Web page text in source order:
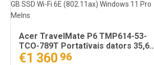
Acer TravelMate P6 TMP614-53-
TCO-789T Portatīvais dators 35,6
cm (14") 2.8K Intel® Core™ i7 i7-
€1 360 96